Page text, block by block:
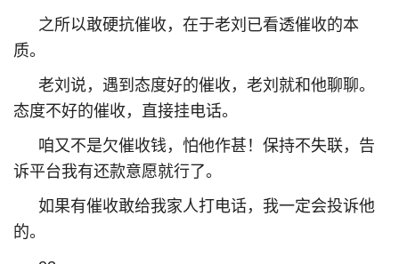
之所以敢硬抗催收，在于老刘已看透催收的本
质。
老刘说，遇到态度好的催收，老刘就和他聊聊。
态度不好的催收，直接挂电话。
咱又不是欠催收钱，怕他作甚！保持不失联，告
诉平台我有还款意愿就行了。
如果有催收敢给我家人打电话，我一定会投诉他
的。